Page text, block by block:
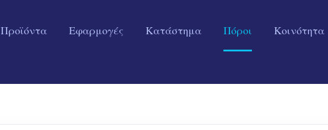
Προϊόντα Εφαρμογές Κατάστημα Πόροι Κοινότητα